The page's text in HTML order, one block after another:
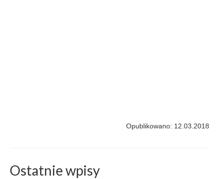
Opublikowano: 12.03.2018
Ostatnie wpisy